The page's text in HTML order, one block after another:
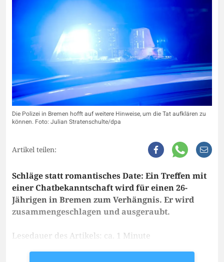
Die Polizei in Bremen hofft auf weitere Hinweise, um die Tat aufklären zu
können. Foto: Julian Stratenschulte/dpa
Artikel teilen:
Schläge statt romantisches Date: Ein Treffen mit
einer Chatbekanntschaft wird für einen 26-
Jährigen in Bremen zum Verhängnis. Er wird
zusammengeschlagen und ausgeraubt.
Lesedauer des Artikels: ca. 1 Minute